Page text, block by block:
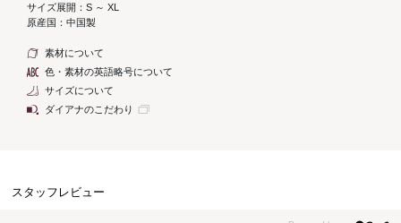
サイズ展開：S ～ XL
原産国：中国製
素材について
色・素材の英語略号について
サイズについて
ダイアナのこだわり
スタッフレビュー